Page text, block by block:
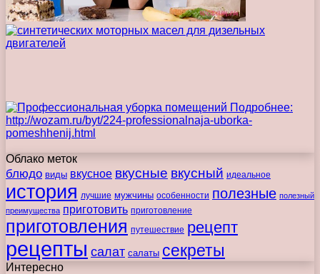
Облако меток
блюдо виды вкусное вкусные вкусный идеальное
история лучшие мужчины особенности полезные полезный
преимущества приготовить приготовление
приготовления путешествие рецепт
рецепты салат салаты секреты
Интересно